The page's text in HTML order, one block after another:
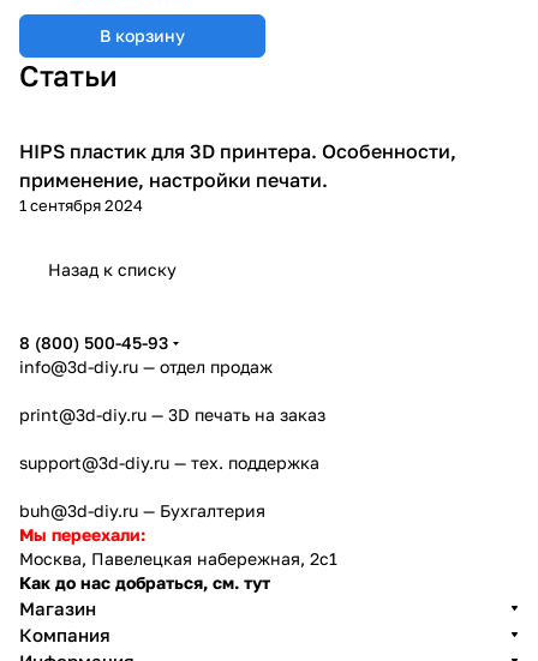
В корзину
Статьи
3D печать
HIPS пластик для 3D принтера. Особенности,
применение, настройки печати.
1 сентября 2024
Назад к списку
8 (800) 500-45-93
info@3d-diy.ru — отдел продаж
print@3d-diy.ru — 3D печать на заказ
support@3d-diy.ru — тех. поддержка
buh@3d-diy.ru — Бухгалтерия
Мы переехали:
Москва, Павелецкая набережная, 2с1
Как до нас добраться, см. тут
Магазин
Компания